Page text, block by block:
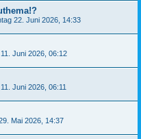
22. Juni 2026, 14:33
Juni 2026, 06:12
Juni 2026, 06:11
Mai 2026, 14:37